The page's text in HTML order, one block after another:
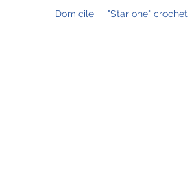
Domicile "Star one" crochet